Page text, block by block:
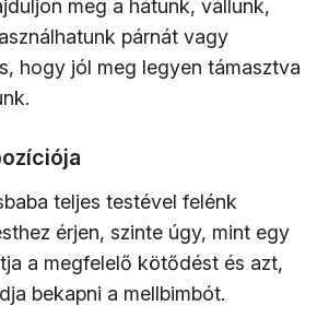
meg a hátunk, vállunk,
párnát vagy
hogy jól meg legyen támasztva
teljes testével felénk
érjen, szinte úgy, mint egy
a megfelelő kötődést és azt,
bekapni a mellbimbót.